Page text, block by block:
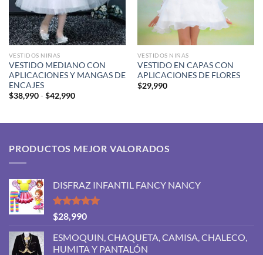
VESTIDOS NIÑAS
VESTIDO MEDIANO CON
APLICACIONES Y MANGAS DE
ENCAJES
$38,990 - $42,990Rango
$38,990
VESTIDOS NIÑAS
VESTIDO EN CAPAS CON
APLICACIONES DE FLORES
$29,990
PRODUCTOS MEJOR VALORADOS
DISFRAZ INFANTIL FANCY NANCY
Valorado
con
de 5
$28,990
ESMOQUIN, CHAQUETA, CAMISA, CHALECO,
HUMITA Y PANTALÓN